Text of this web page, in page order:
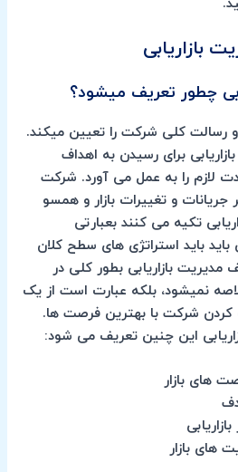
بازاریابی
چطور تعریف میشود؟
و رسالت کلی شرکت را تعیین میکند.
برای رسیدن به اهداف
لازم را به عمل می آورد. شرکت
جریانات و تغییرات بازار و همسو
تکیه می کنند بعبارتی
باید باید استراتژی های سطح کلان
بازاریابی بطور کلی در
نمیشود، بلکه عبارت است از یک
کردن شرکت با بهترین فرصت ها.
این چنین تعریف می شود:
های بازار
های بازار